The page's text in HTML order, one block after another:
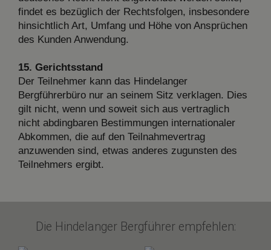
findet es bezüglich der Rechtsfolgen, insbesondere
hinsichtlich Art, Umfang und Höhe von Ansprüchen
des Kunden Anwendung.
15. Gerichtsstand
Der Teilnehmer kann das Hindelanger
Bergführerbüro nur an seinem Sitz verklagen. Dies
gilt nicht, wenn und soweit sich aus vertraglich
nicht abdingbaren Bestimmungen internationaler
Abkommen, die auf den Teilnahmevertrag
anzuwenden sind, etwas anderes zugunsten des
Teilnehmers ergibt.
Die Hindelanger Bergführer empfehlen: